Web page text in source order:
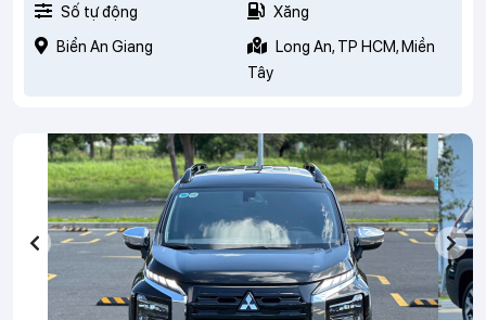
Số tự động
Xăng
Biển An Giang
Long An, TP HCM, Miền
Tây